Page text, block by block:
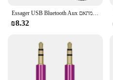
Essager USB Bluetooth Aux מתאם Dongle USB כדי 3.5mm שקע אודיו אלחוטי דיבורית ערכת לרכב סטריאו מקלט USB משדר
₪8.32